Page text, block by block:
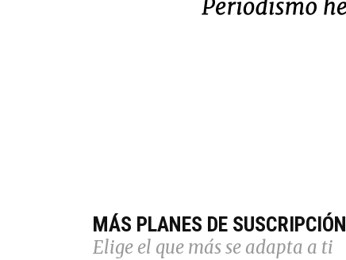
MÁS PLANES DE SUSCRIPCIÓN
Elige el que más se adapta a ti